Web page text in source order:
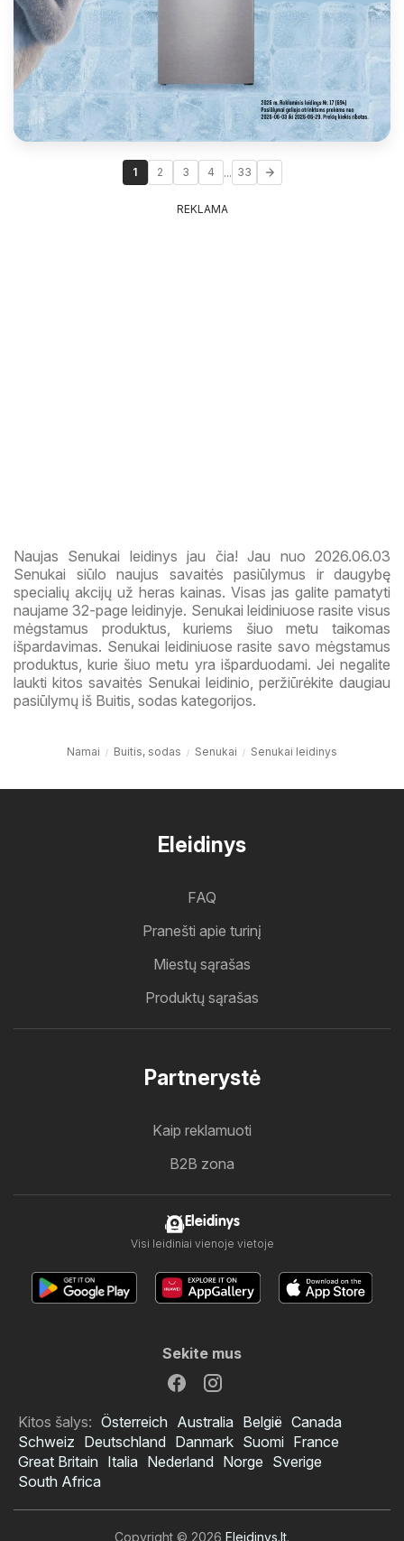
1 2 3 4 ... 33
REKLAMA
Naujas Senukai leidinys jau čia! Jau nuo 2026.06.03
Senukai siūlo naujus savaitės pasiūlymus ir daugybę
specialių akcijų už heras kainas. Visas jas galite pamatyti
naujame 32-page leidinyje. Senukai leidiniuose rasite visus
mėgstamus produktus, kuriems šiuo metu taikomas
išpardavimas. Senukai leidiniuose rasite savo mėgstamus
produktus, kurie šiuo metu yra išparduodami. Jei negalite
laukti kitos savaitės Senukai leidinio, peržiūrėkite daugiau
pasiūlymų iš Buitis, sodas kategorijos.
Namai Buitis, sodas Senukai Senukai leidinys
Eleidinys
FAQ
Pranešti apie turinį
Miestų sąrašas
Produktų sąrašas
Partnerystė
Kaip reklamuoti
B2B zona
Eleidinys
Visi leidiniai vienoje vietoje
Sekite mus
Kitos šalys: Österreich Australia België Canada
Schweiz Deutschland Danmark Suomi France
Great Britain Italia Nederland Norge Sverige
South Africa
Copyright © 2026 Eleidinys.lt.